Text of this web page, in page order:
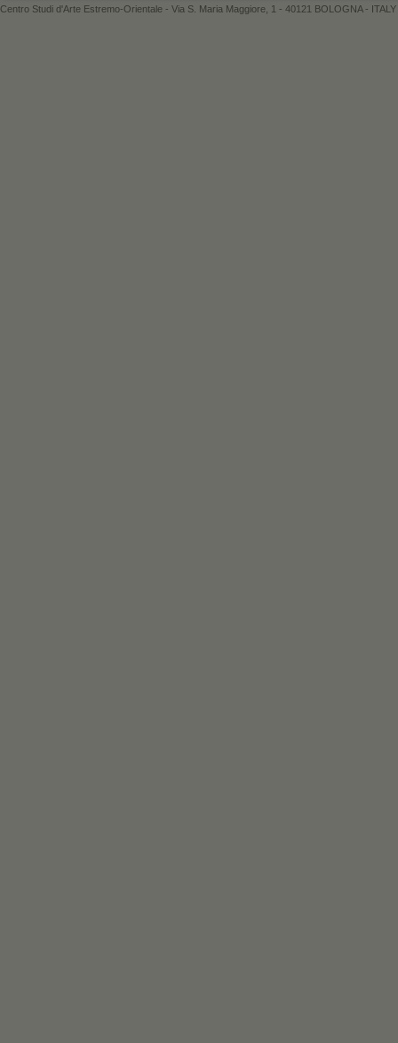
Centro Studi d'Arte Estremo-Orientale - Via S. Maria Maggiore, 1 - 40121 BOLOGNA -